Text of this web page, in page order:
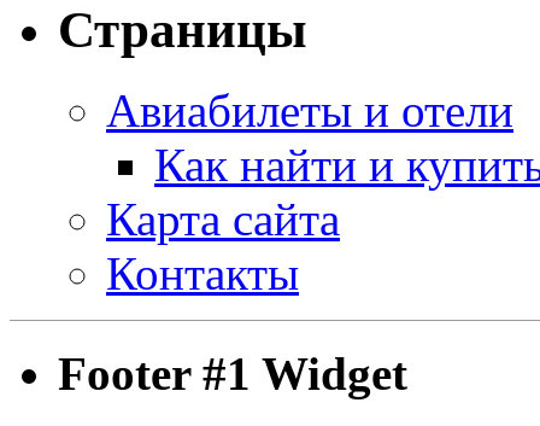
Страницы
Авиабилеты и отели
Как найти и
Карта сайта
Контакты
Footer #1 Widget